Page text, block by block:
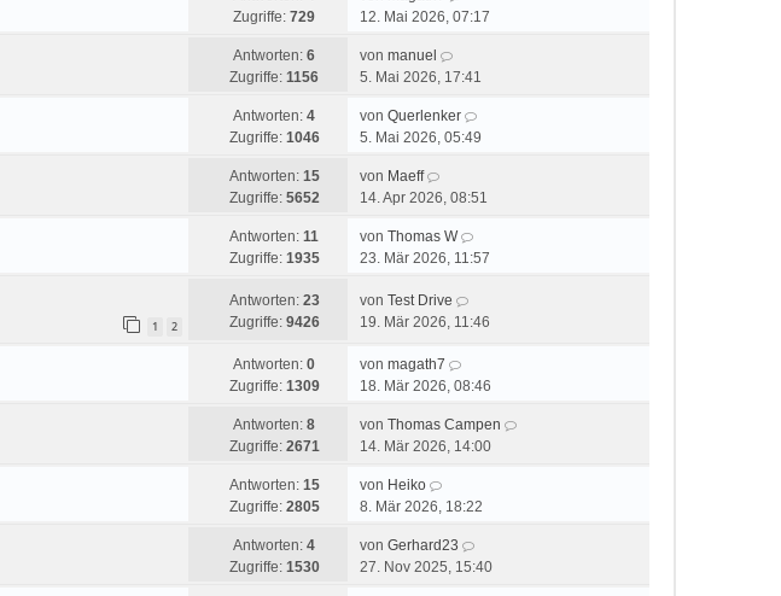
Zugriffe: 729
12. Mai 2026, 07:17
Antworten: 6
Zugriffe: 1156
von manuel
5. Mai 2026, 17:41
Antworten: 4
Zugriffe: 1046
von Querlenker
5. Mai 2026, 05:49
Antworten: 15
Zugriffe: 5652
von Maeff
14. Apr 2026, 08:51
Antworten: 11
Zugriffe: 1935
von Thomas W
23. Mär 2026, 11:57
1 2
Antworten: 23
Zugriffe: 9426
von Test Drive
19. Mär 2026, 11:46
Antworten: 0
Zugriffe: 1309
von magath7
18. Mär 2026, 08:46
Antworten: 8
Zugriffe: 2671
von Thomas Campen
14. Mär 2026, 14:00
Antworten: 15
Zugriffe: 2805
von Heiko
8. Mär 2026, 18:22
Antworten: 4
Zugriffe: 1530
von Gerhard23
27. Nov 2025, 15:40